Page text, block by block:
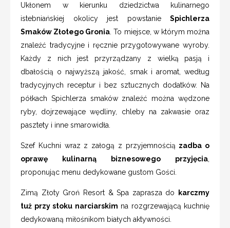
Ukłonem w kierunku dziedzictwa kulinarnego
istebniańskiej okolicy jest powstanie Spichlerza
Smaków Złotego Gronia . To miejsce, w którym można
znaleźć tradycyjne i ręcznie przygotowywane wyroby.
Każdy z nich jest przyrządzany z wielką pasją i
dbałością o najwyższą jakość, smak i aromat, według
tradycyjnych receptur i bez sztucznych dodatków. Na
półkach Spichlerza smaków znaleźć można wędzone
ryby, dojrzewające wędliny, chleby na zakwasie oraz
pasztety i inne smarowidła.
Szef Kuchni wraz z załogą z przyjemnością zadba o
oprawę kulinarną biznesowego przyjęcia
proponując menu dedykowane gustom Gości.
Zimą Złoty Groń Resort & Spa zaprasza do
karczmy
tuż przy stoku narciarskim na rozgrzewającą kuchnię
dedykowaną miłośnikom białych aktywności.